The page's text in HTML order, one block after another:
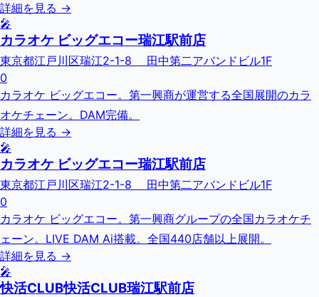
詳細を見る →
🎤
カラオケ ビッグエコー瑞江駅前店
東京都江戸川区瑞江2-1-8 田中第二アバンドビル1F
0
カラオケ ビッグエコー。第一興商が運営する全国展開のカラ
オケチェーン。DAM完備。
詳細を見る →
🎤
カラオケ ビッグエコー瑞江駅前店
東京都江戸川区瑞江2-1-8 田中第二アバンドビル1F
0
カラオケ ビッグエコー。第一興商グループの全国カラオケチ
ェーン。LIVE DAM Ai搭載。全国440店舗以上展開。
詳細を見る →
🎤
快活CLUB快活CLUB瑞江駅前店